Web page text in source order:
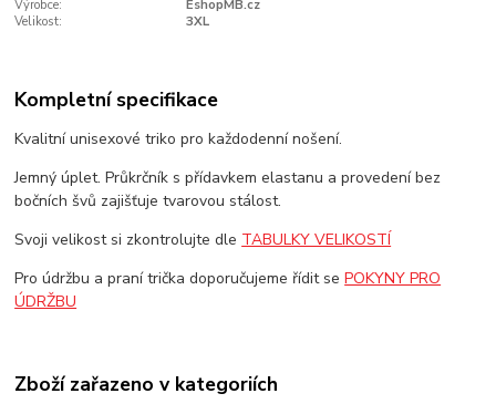
Výrobce:
EshopMB.cz
Velikost:
3XL
Kompletní specifikace
Kvalitní unisexové triko pro každodenní nošení.
Jemný úplet. Průkrčník s přídavkem elastanu a provedení bez
bočních švů zajišťuje tvarovou stálost.
Svoji velikost si zkontrolujte dle TABULKY VELIKOSTÍ
Pro údržbu a praní trička doporučujeme řídit sePOKYNY PRO
ÚDRŽBU
Zboží zařazeno v kategoriích